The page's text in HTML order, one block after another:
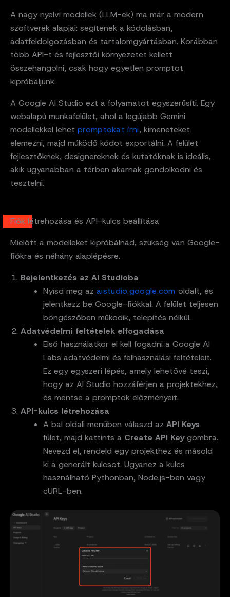
A nagy nyelvi modellek (LLM-ek) ma már a modern
szoftverek alapjai: segítenek a kódolásban,
adatfeldolgozásban és tartalomgyártásban. Korábban
több API-t és fejlesztői környezetet kellett
összehangolni, csak hogy egyetlen promptot
kipróbáljunk.
A Google AI Studio ezt a folyamatot egyszerűsíti. Egy
webalapú munkafelület, ahol a legújabb Gemini
modellekkel lehet promptokat írni, kimeneteket
elemezni, majd működő kódot exportálni. A felület
fejlesztőknek, designereknek és kutatóknak is ideális,
akik ugyanabban a térben akarnak gondolkodni és
tesztelni.
Fiók létrehozása és API-kulcs beállítása
Mielőtt a modelleket kipróbálnád, szükség van Google-
fiókra és néhány alaplépésre.
Bejelentkezés az AI Studioba
Nyisd meg az aistudio.google.com oldalt, és
jelentkezz be Google-fiókkal. A felület teljesen
böngészőben működik, telepítés nélkül.
Adatvédelmi feltételek elfogadása
Első használatkor el kell fogadni a Google AI
Labs adatvédelmi és felhasználási feltételeit.
Ez egy egyszeri lépés, amely lehetővé teszi,
hogy az AI Studio hozzáférjen a projektekhez,
és mentse a promptok előzményeit.
API-kulcs létrehozása
A bal oldali menüben válaszd az API Keys
fület, majd kattints a Create API Keygombra.
Nevezd el, rendeld egy projekthez és másold
ki a generált kulcsot. Ugyanez a kulcs
használható Pythonban, Node.js-ben vagy
cURL-ben.